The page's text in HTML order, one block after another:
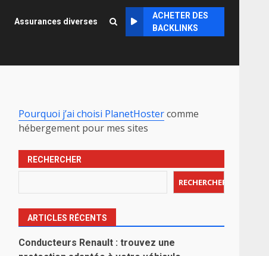
Assurances diverses
ACHETER DES
BACKLINKS
Pourquoi j’ai choisi PlanetHostercomme
hébergement pour mes sites
RECHERCHER
RECHERCHER
ARTICLES RÉCENTS
Conducteurs Renault : trouvez une